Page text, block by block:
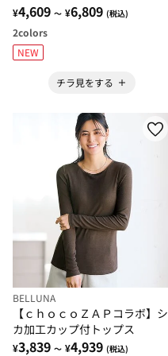
¥4,609 ～ ¥6,809 (税込)
2colors
NEW
チラ見をする
BELLUNA
【ｃｈｏｃｏＺＡＰコラボ】シ
カ加工カップ付トップス
¥3,839 ～ ¥4,939 (税込)